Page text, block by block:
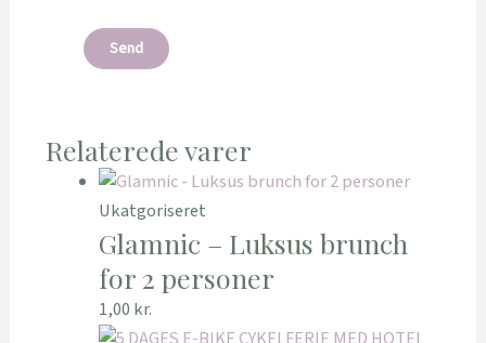
Relaterede varer
Ukatgoriseret
Glamnic – Luksus brunch
for 2 personer
1,00 kr.